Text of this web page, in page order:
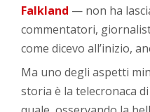
Falkland — non ha
commentatori,
come dicevo all’inizio,
Ma uno degli aspetti
storia è la telecronaca